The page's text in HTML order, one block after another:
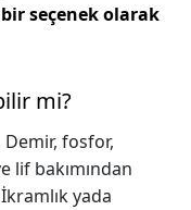
seçenek olarak
mi?
Demir, fosfor,
lif bakımından
yada